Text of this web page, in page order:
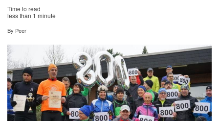
Time to read
less than 1 minute
By Peer